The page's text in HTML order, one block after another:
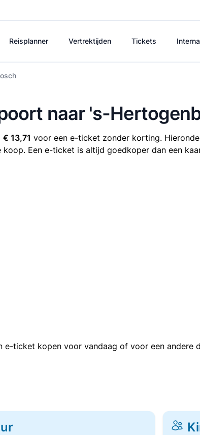
Reisplanner Vertrektijden Tickets
naar 's-
€ 13,71 voor een e-ticket zonder korting.
Een e-ticket is altijd goedkoper dan een
ticket kopen voor vandaag of voor een andere